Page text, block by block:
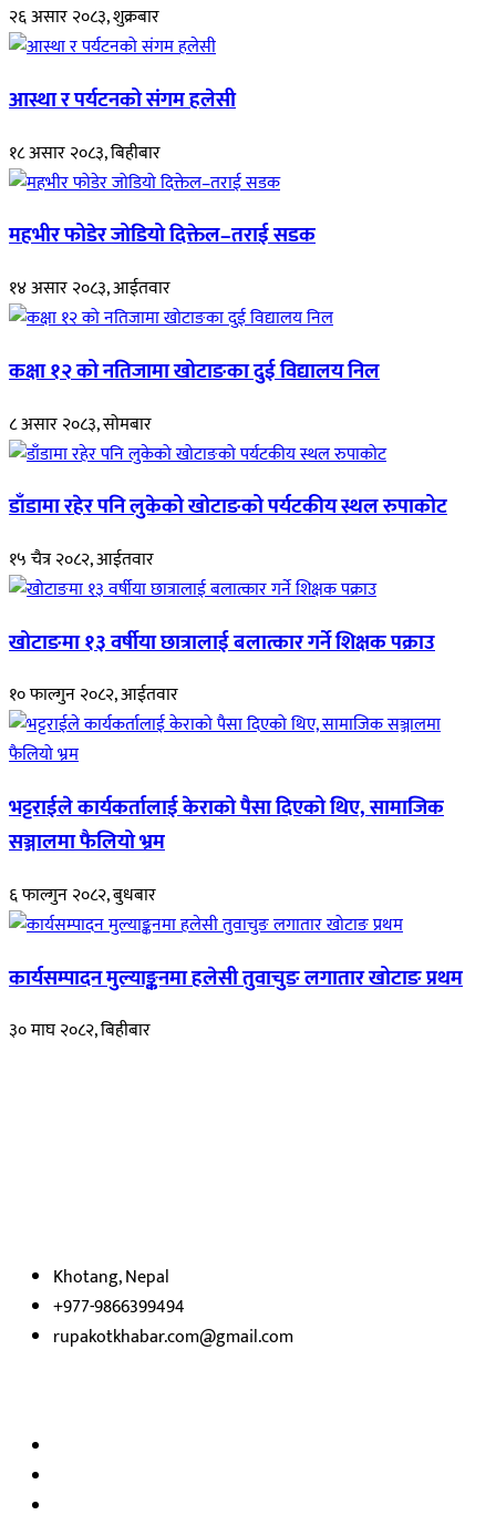
२६ असार २०८३, शुक्रबार
आस्था र पर्यटनको संगम हलेसी
१८ असार २०८३, बिहीबार
महभीर फोडेर जोडियो दिक्तेल–तराई सडक
१४ असार २०८३, आईतवार
कक्षा १२ को नतिजामा खोटाङका दुई विद्यालय निल
८ असार २०८३, सोमबार
डाँडामा रहेर पनि लुकेको खोटाङको पर्यटकीय स्थल रुपाकोट
१५ चैत्र २०८२, आईतवार
खोटाङमा १३ वर्षीया छात्रालाई बलात्कार गर्ने शिक्षक पक्राउ
१० फाल्गुन २०८२, आईतवार
भट्टराईले कार्यकर्तालाई केराको पैसा दिएको थिए, सामाजिक
सञ्जालमा फैलियो भ्रम
६ फाल्गुन २०८२, बुधबार
कार्यसम्पादन मुल्याङ्कनमा हलेसी तुवाचुङ लगातार खोटाङ प्रथम
३० माघ २०८२, बिहीबार
Khotang, Nepal
+977-9866399494
rupakotkhabar.com@gmail.com